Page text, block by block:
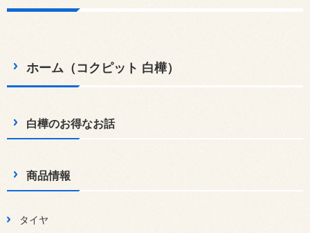
ホーム（コクピット 白樺）
白樺のお得なお話
商品情報
タイヤ